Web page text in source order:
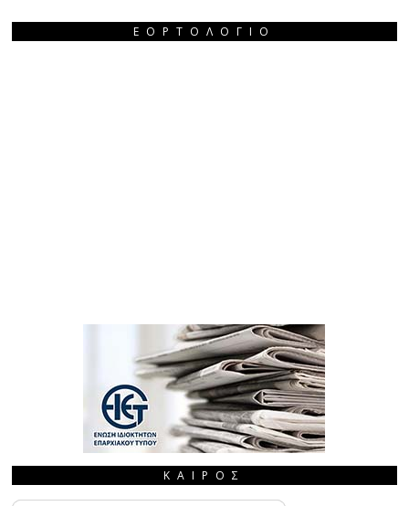
ΕΟΡΤΟΛΌΓΙΟ
ΚΑΙΡΌΣ